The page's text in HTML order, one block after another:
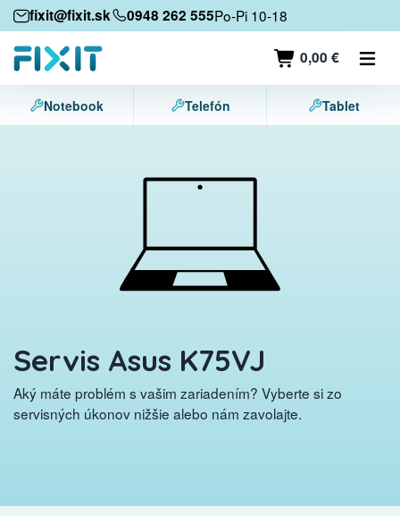
fixit@fixit.sk 0948 262 555Po-Pi 10-18
0,00 €
Mobilné zariadenia
Mobilné telefóny
Tablety
Notebook Telefón Tablet
Servis Asus K75VJ
Aký máte problém s vašim zariadením? Vyberte si zo
servisných úkonov nižšie alebo nám zavolajte.